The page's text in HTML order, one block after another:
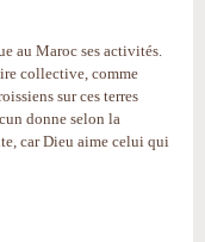
au Maroc ses activités.
collective, comme
sur ces terres
donne selon la
car Dieu aime celui qui